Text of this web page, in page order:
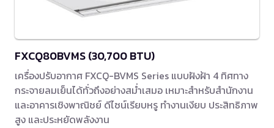
FXCQ80BVMS (30,700 BTU)
เครื่องปรับอากาศ FXCQ-BVMS Series แบบฝังฝ้า 4 ทิศทาง
กระจายลมเย็นได้ทั่วถึงอย่างสม่ำเสมอ เหมาะสำหรับสำนักงาน
และอาคารเชิงพาณิชย์ ดีไซน์เรียบหรู ทำงานเงียบ ประสิทธิภาพ
สูง และประหยัดพลังงาน